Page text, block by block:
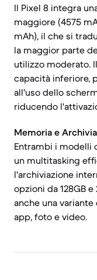
Il Pixel 8 integra
maggiore (4575
mAh), il che si
la maggior parte
utilizzo moderato.
capacità inferiore,
all'uso dello
riducendo
Memoria e
Entrambi i modelli
un multitasking
l'archiviazione
opzioni da 128GB
anche una variante
app, foto e video.